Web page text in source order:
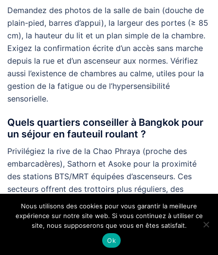
Demandez des photos de la salle de bain (douche de
plain-pied, barres d’appui), la largeur des portes (≥ 85
cm), la hauteur du lit et un plan simple de la chambre.
Exigez la confirmation écrite d’un accès sans marche
depuis la rue et d’un ascenseur aux normes. Vérifiez
aussi l’existence de chambres au calme, utiles pour la
gestion de la fatigue ou de l’hypersensibilité
sensorielle.
Quels quartiers conseiller à Bangkok pour
un séjour en fauteuil roulant ?
Privilégiez la rive de la Chao Phraya (proche des
embarcadères), Sathorn et Asoke pour la proximité
des stations BTS/MRT équipées d’ascenseurs. Ces
secteurs offrent des trottoirs plus réguliers, des
centres commerciaux avec toilettes accessibles et une
sélection d’hôtels adaptés.
Les plages de Phuket sont-elles vraiment
Nous utilisons des cookies pour vous garantir la meilleure
expérience sur notre site web. Si vous continuez à utiliser ce
site, nous supposerons que vous en êtes satisfait.
Ok